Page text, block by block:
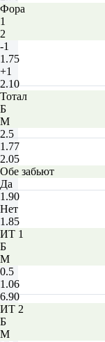
Фора
1
2
-1
1.75
+1
2.10
Тотал
Б
М
2.5
1.77
2.05
Обе забьют
Да
1.90
Нет
1.85
ИТ 1
Б
М
0.5
1.06
6.90
ИТ 2
Б
М